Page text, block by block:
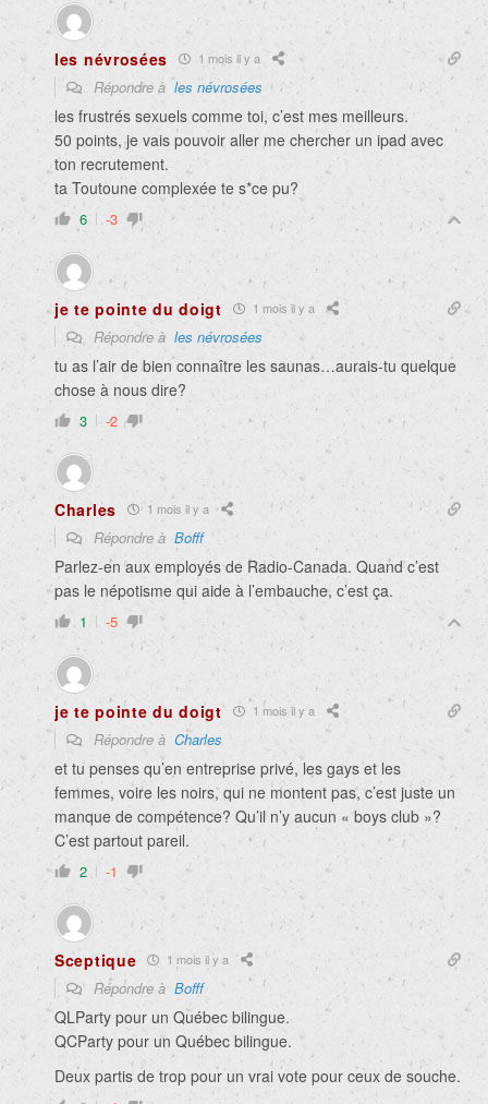
les névrosées 1 mois il y a
Répondre àles névrosées
les frustrés sexuels comme toi, c’est mes meilleurs.
50 points, je vais pouvoir aller me chercher un ipad avec
ton recrutement.
ta Toutoune complexée te s*ce pu?
6 -3
je te pointe du doigt 1 mois il y a
Répondre à les névrosées
tu as l’air de bien connaître les saunas…aurais-tu quelque
chose à nous dire?
3 -2
Charles 1 mois il y a
Répondre à Bofff
Parlez-en aux employés de Radio-Canada. Quand c’est
pas le népotisme qui aide à l’embauche, c’est ça.
1 -5
je te pointe du doigt 1 mois il y a
Répondre à Charles
et tu penses qu’en entreprise privé, les gays et les
femmes, voire les noirs, qui ne montent pas, c’est juste un
manque de compétence? Qu’il n’y aucun « boys club »?
C’est partout pareil.
2 -1
Sceptique 1 mois il y a
Répondre à Bofff
QLParty pour un Québec bilingue.
QCParty pour un Québec bilingue.
Deux partis de trop pour un vrai vote pour ceux de souche.